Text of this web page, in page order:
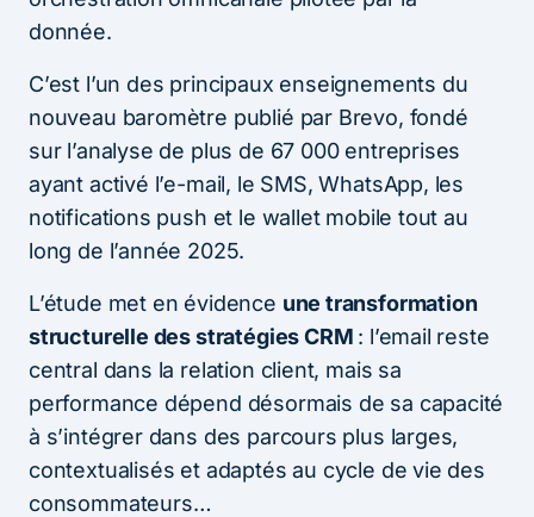
donnée.
C’est l’un des principaux enseignements du
nouveau baromètre publié par Brevo, fondé
sur l’analyse de plus de 67 000 entreprises
ayant activé l’e-mail, le SMS, WhatsApp, les
notifications push et le wallet mobile tout au
long de l’année 2025.
L’étude met en évidence une transformation
structurelle des stratégies CRM : l’email reste
central dans la relation client, mais sa
performance dépend désormais de sa capacité
à s’intégrer dans des parcours plus larges,
contextualisés et adaptés au cycle de vie des
consommateurs…